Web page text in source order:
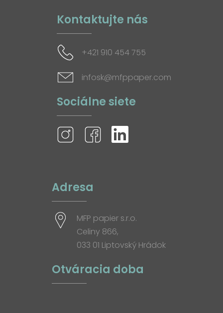
Kontaktujte nás
+421 910 454 755
infosk@mfppaper.com
Sociálne siete
Adresa
MFP papier s.r.o.
Celiny 866,
033 01 Liptovský Hrádok
Otváracia doba